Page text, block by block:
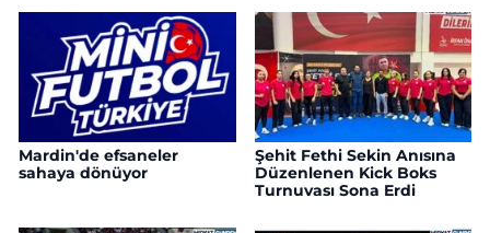
Mardin'de efsaneler
sahaya dönüyor
Şehit Fethi Sekin Anısına
Düzenlenen Kick Boks
Turnuvası Sona Erdi